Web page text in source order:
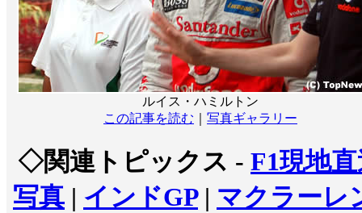
ルイス・ハミルトン
この記事を読む
写真ギャラリー
◇関連トピックス - F1現地
写真 | インドGP| マクラーレ